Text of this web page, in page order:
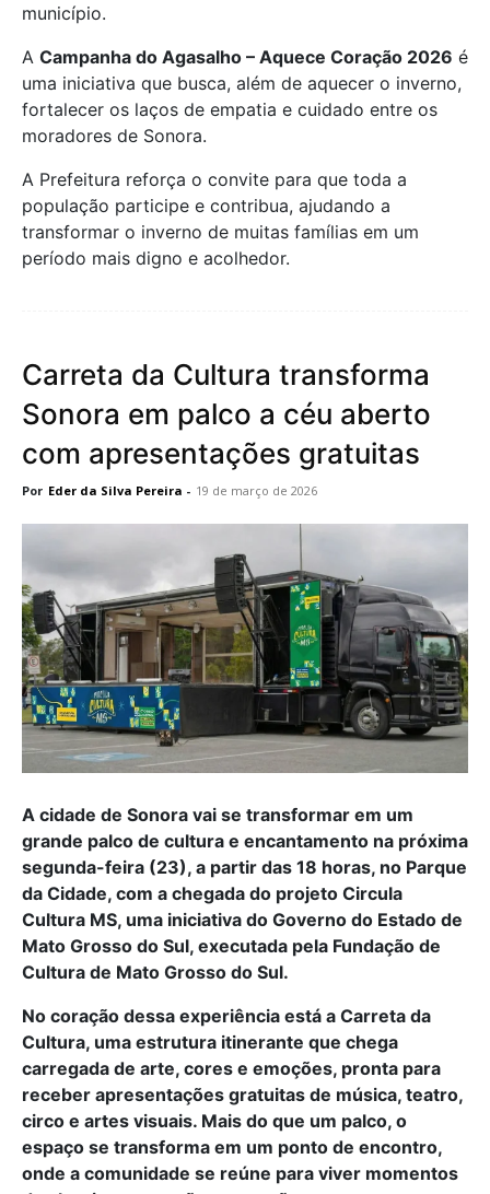
município.
A Campanha do Agasalho – Aquece Coração 2026 é
uma iniciativa que busca, além de aquecer o inverno,
fortalecer os laços de empatia e cuidado entre os
moradores de Sonora.
A Prefeitura reforça o convite para que toda a
população participe e contribua, ajudando a
transformar o inverno de muitas famílias em um
período mais digno e acolhedor.
Carreta da Cultura transforma
Sonora em palco a céu aberto
com apresentações gratuitas
Por Eder da Silva Pereira - 19 de março de 2026
A cidade de Sonora vai se transformar em um
grande palco de cultura e encantamento na próxima
segunda-feira (23), a partir das 18 horas, no Parque
da Cidade, com a chegada do projeto Circula
Cultura MS, uma iniciativa do Governo do Estado de
Mato Grosso do Sul, executada pela Fundação de
Cultura de Mato Grosso do Sul.
No coração dessa experiência está a Carreta da
Cultura, uma estrutura itinerante que chega
carregada de arte, cores e emoções, pronta para
receber apresentações gratuitas de música, teatro,
circo e artes visuais. Mais do que um palco, o
espaço se transforma em um ponto de encontro,
onde a comunidade se reúne para viver momentos